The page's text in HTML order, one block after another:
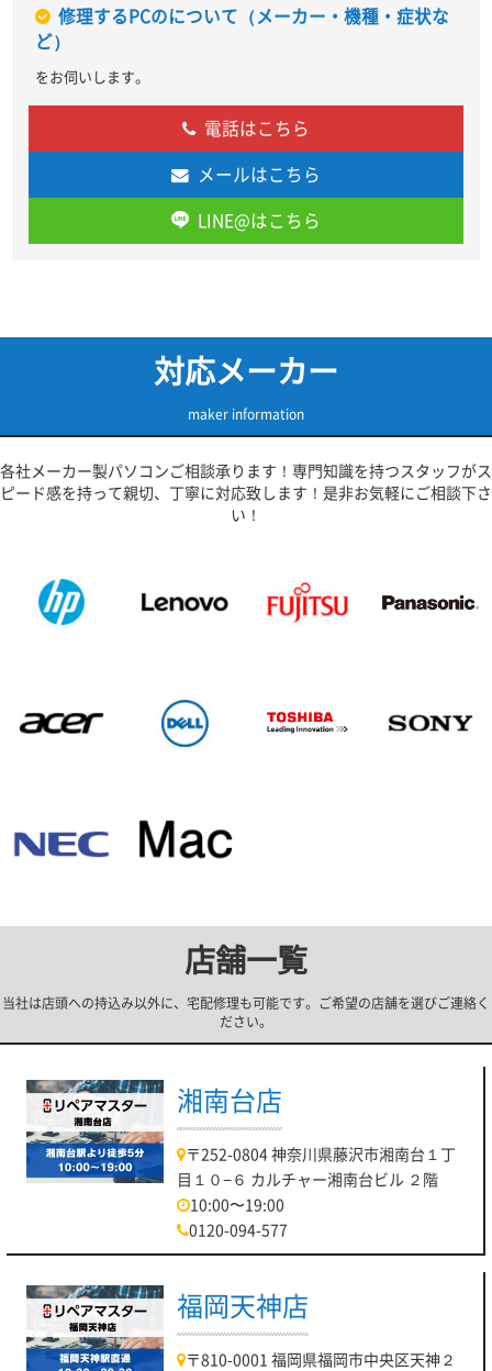
修理するPCのについて（メーカー・機種・症状な
ど）
をお伺いします。
電話はこちら
メールはこちら
LINE@はこちら
対応メーカー
maker information
各社メーカー製パソコンご相談承ります！専門知識を持つスタッフがス
ピード感を持って親切、丁寧に対応致します！是非お気軽にご相談下さ
い！
店舗一覧
当社は店頭への持込み以外に、宅配修理も可能です。ご希望の店舗を選びご連絡く
ださい。
湘南台店
〒252-0804 神奈川県藤沢市湘南台１丁
目１０−６ カルチャー湘南台ビル ２階
10:00〜19:00
0120-094-577
福岡天神店
〒810-0001 福岡県福岡市中央区天神２